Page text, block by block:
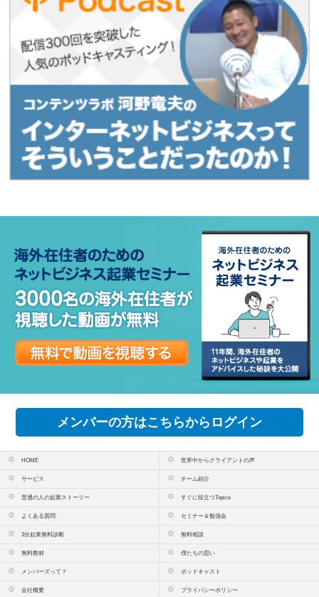
メンバーの方はこちらからログイン
HOME 世界中からクライアントの声
サービス チーム紹介
普通の人の起業ストーリー すぐに役立つTopics
よくある質問 セミナー＆勉強会
3分起業無料診断 無料相談
無料教材 僕たちの思い
メンバーズって？ ポッドキャスト
会社概要 プライバシーポリシー